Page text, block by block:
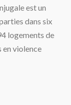
est un
dans six
logements de
en violence